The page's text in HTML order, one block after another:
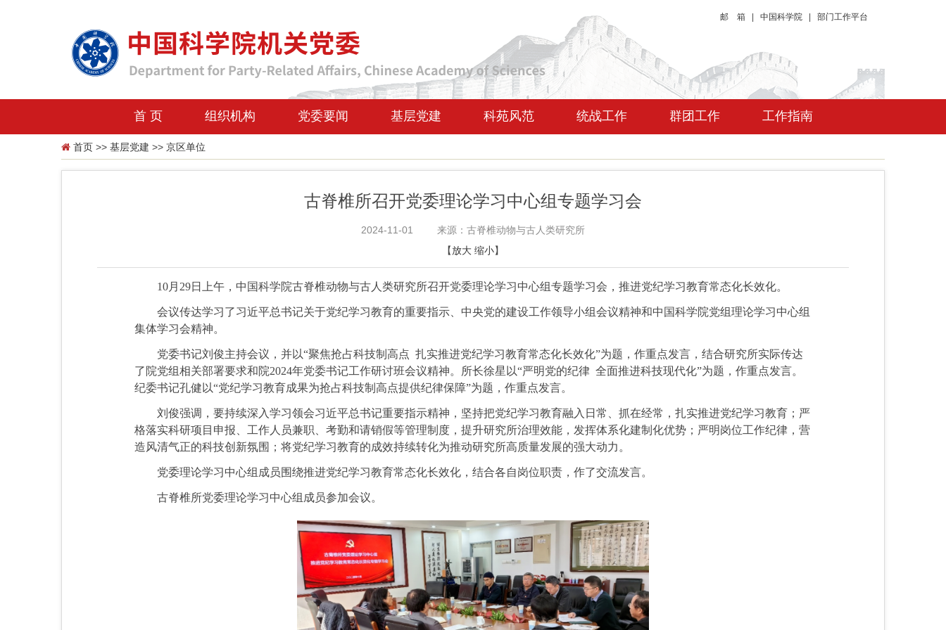
邮 箱 中国科学院 部门工作平台
首 页 组织机构 党委要闻 基层党建 科苑风范 统战工作 群团工作 工作指南
首页 >> 基层党建 >> 京区单位
古脊椎所召开党委理论学习中心组专题学习会
2024-11-01
来源：古脊椎动物与古人类研究所
【放大 缩小】
10月29日上午，中国科学院古脊椎动物与古人类研究所召开党委理论学习中心组专题学习会，推进党纪学习教育常态化长效化。
会议传达学习了习近平总书记关于党纪学习教育的重要指示、中央党的建设工作领导小组会议精神和中国科学院党组理论学习中心组
集体学习会精神。
党委书记刘俊主持会议，并以“聚焦抢占科技制高点 扎实推进党纪学习教育常态化长效化”为题，作重点发言，结合研究所实际传达
了院党组相关部署要求和院2024年党委书记工作研讨班会议精神。所长徐星以“严明党的纪律 全面推进科技现代化”为题，作重点发言。
纪委书记孔健以“党纪学习教育成果为抢占科技制高点提供纪律保障”为题，作重点发言。
刘俊强调，要持续深入学习领会习近平总书记重要指示精神，坚持把党纪学习教育融入日常、抓在经常，扎实推进党纪学习教育；严
格落实科研项目申报、工作人员兼职、考勤和请销假等管理制度，提升研究所治理效能，发挥体系化建制化优势；严明岗位工作纪律，营
造风清气正的科技创新氛围；将党纪学习教育的成效持续转化为推动研究所高质量发展的强大动力。
党委理论学习中心组成员围绕推进党纪学习教育常态化长效化，结合各自岗位职责，作了交流发言。
古脊椎所党委理论学习中心组成员参加会议。